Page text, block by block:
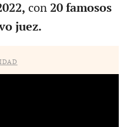
con 20 famosos
juez.